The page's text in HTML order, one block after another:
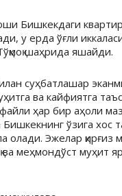
Бишкекдаги
у ерда ўғли
шаҳрида яшайди.
суҳбатлашар
ва кайфиятга
ҳар бир аҳоли
ўзига хос
олади. Эжелар қирғиз
ва меҳмондўст муҳит